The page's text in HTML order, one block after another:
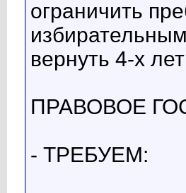
ограничить
вернуть 4-х
ПРАВОВОЕ
- ТРЕБУЕМ: